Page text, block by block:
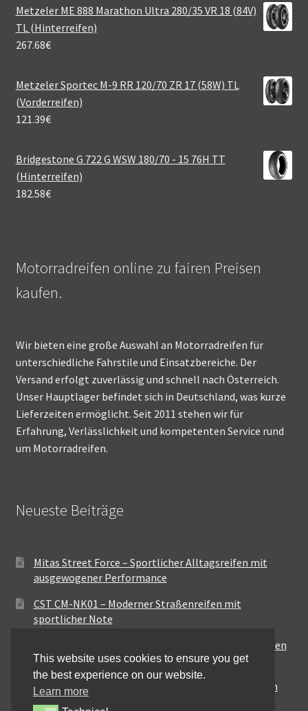
Metzeler ME 888 Marathon Ultra 280/35 VR 18 (84V)
TL (Hinterreifen)
267.68€
Metzeler Sportec M-9 RR 120/70 ZR 17 (58W) TL
(Vorderreifen)
121.39€
Bridgestone G 722 G WSW 180/70 - 15 76H TT
(Hinterreifen)
182.58€
Motorradreifen online zu fairen Preisen
kaufen.
Wir bieten eine große Auswahl an Motorradreifen für
unterschiedliche Fahrstile und Einsatzbereiche. Der
Versand erfolgt zuverlässig und schnell nach Österreich.
Unser Hauptlager befindet sich in Deutschland, was kurze
Lieferzeiten ermöglicht. Seit 2011 stehen wir für
Erfahrung, Verlässlichkeit und kompetenten Service rund
um Motorradreifen.
Neueste Beiträge
Mitas Street Force – Sportlicher Alltagsreifen mit
ausgewogener Performance
CST CM-NK01 – Moderner Straßenreifen mit
sportlicher Note
Maxxis MA-ST3 – Ausgewogener Sport-Touring-Reifen
für vielseitige Einsätze
Pirelli City Demon – Zuverlässigkeit für den urbanen
Alltag
This website uses cookies to ensure you get
the best experience on our website.
Learn more